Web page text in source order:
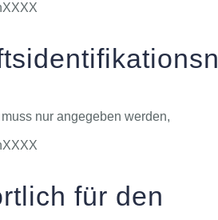
nur angegeben werden,
für den